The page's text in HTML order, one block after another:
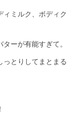
ィミルク、ボディク
ーが有能すぎて。
っとりしてまとまる